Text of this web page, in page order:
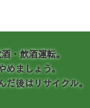
・飲酒運転。
めましょう。
だ後はリサイクル。